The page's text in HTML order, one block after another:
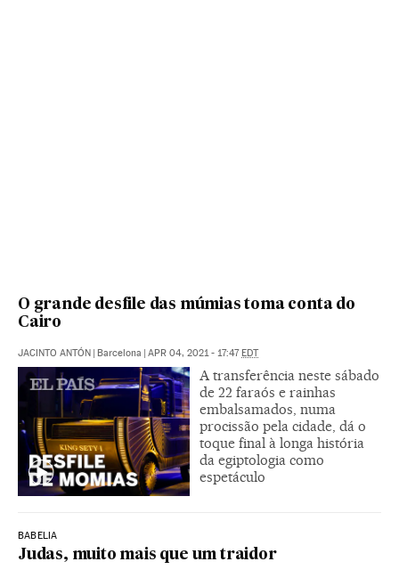
O grande desfile das múmias toma conta do
Cairo
JACINTO ANTÓN | Barcelona | APR 04, 2021 - 17:47EDT
A transferência neste sábado
de 22 faraós e rainhas
embalsamados, numa
procissão pela cidade, dá o
toque final à longa história
da egiptologia como
espetáculo
BABELIA
Judas, muito mais que um traidor